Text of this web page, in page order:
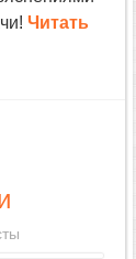
Читать